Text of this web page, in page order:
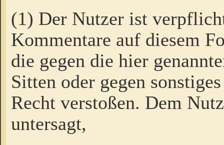
(1) Der Nutzer ist
Kommentare auf diesem
die gegen die hier
Sitten oder gegen
Recht verstoßen. Dem
untersagt,